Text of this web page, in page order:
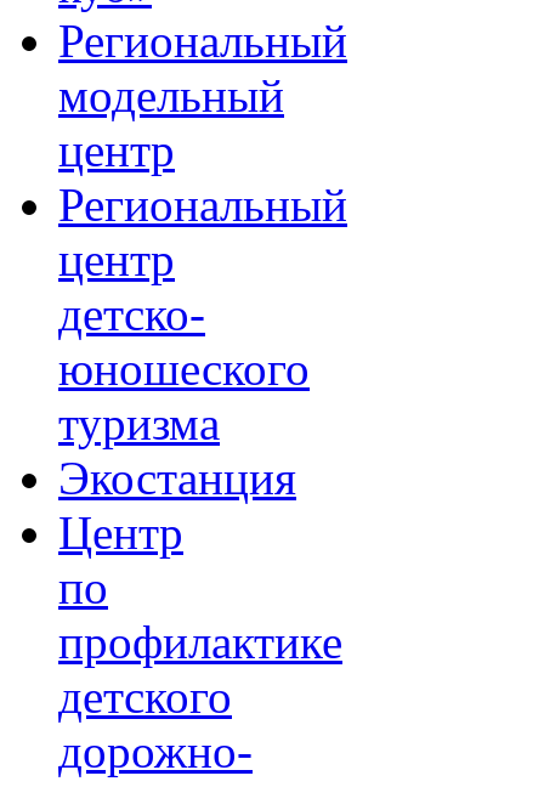
Региональный
модельный
центр
Региональный
центр
детско-
юношеского
туризма
Экостанция
Центр
по
профилактике
детского
дорожно-